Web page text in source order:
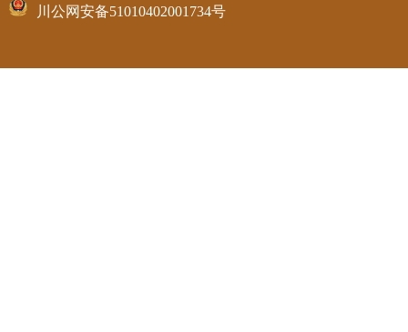
川公网安备51010402001734号